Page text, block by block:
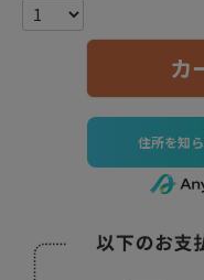
カ
住所を知